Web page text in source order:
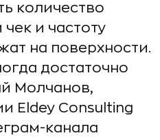
количество
и частоту
на поверхности.
достаточно
Молчанов,
Eldey Consulting
канала